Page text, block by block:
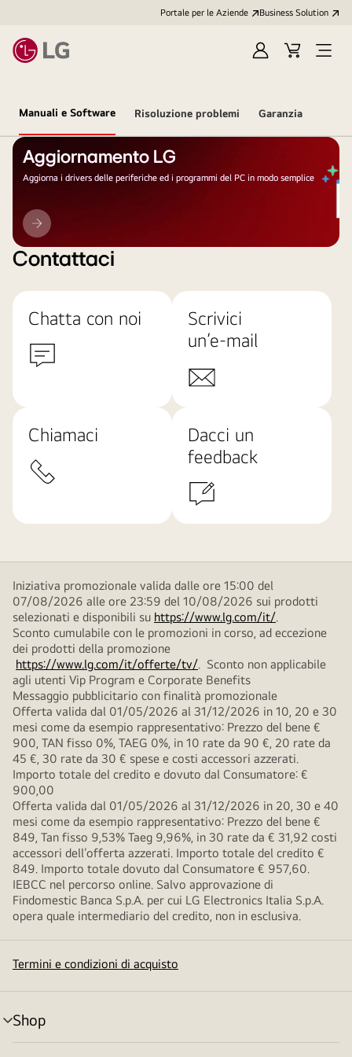
Portale per le Aziende Business Solution
AccediCart
Open
Manuali e Software Risoluzione problemi Garanzia
Aggiornamento LG
Aggiorna i drivers delle periferiche ed i programmi del PC in modo semplice
Aggiornamento
LG
Contattaci
Chatta con noi
Scrivici
un’e-mail
Chiamaci
Dacci un
feedback
Iniziativa promozionale valida dalle ore 15:00 del
07/08/2026 alle ore 23:59 del 10/08/2026 sui prodotti
selezionati e disponibili su https://www.lg.com/it/.
Sconto cumulabile con le promozioni in corso, ad eccezione
dei prodotti della promozione
https://www.lg.com/it/offerte/tv/. Sconto non applicabile
agli utenti Vip Program e Corporate Benefits
Messaggio pubblicitario con finalità promozionale
Offerta valida dal 01/05/2026 al 31/12/2026 in 10, 20 e 30
mesi come da esempio rappresentativo: Prezzo del bene €
900, TAN fisso 0%, TAEG 0%, in 10 rate da 90 €, 20 rate da
45 €, 30 rate da 30 € spese e costi accessori azzerati.
Importo totale del credito e dovuto dal Consumatore: €
900,00
Offerta valida dal 01/05/2026 al 31/12/2026 in 20, 30 e 40
mesi come da esempio rappresentativo: Prezzo del bene €
849, Tan fisso 9,53% Taeg 9,96%, in 30 rate da € 31,92 costi
accessori dell’offerta azzerati. Importo totale del credito €
849. Importo totale dovuto dal Consumatore € 957,60.
IEBCC nel percorso online. Salvo approvazione di
Findomestic Banca S.p.A. per cui LG Electronics Italia S.p.A.
opera quale intermediario del credito, non in esclusiva.
Termini e condizioni di acquisto
Shop
Attivazione
menu